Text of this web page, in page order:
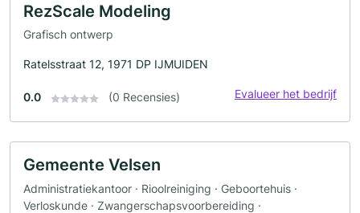
RezScale Modeling
Grafisch ontwerp
Ratelsstraat 12, 1971 DP IJMUIDEN
0.0 (0 Recensies) Evalueer het bedrijf
Gemeente Velsen
Administratiekantoor · Rioolreiniging · Geboortehuis ·
Verloskunde · Zwangerschapsvoorbereiding ·